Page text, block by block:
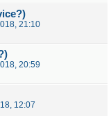
21:10
20:59
12:07